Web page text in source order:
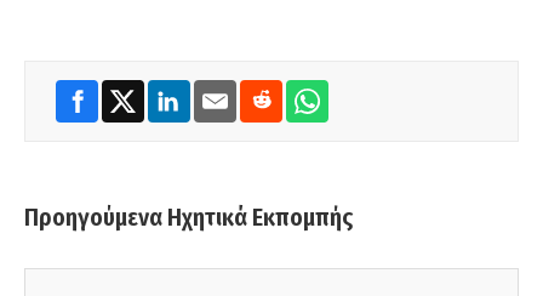
Προηγούμενα Ηχητικά Εκπομπής